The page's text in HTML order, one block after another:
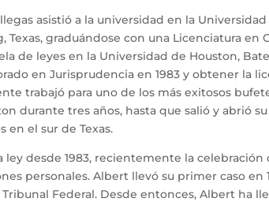
asistió a la universidad en la
Texas, graduándose con una Licenciatura en
de leyes en la Universidad de Houston,
en Jurisprudencia en 1983 y obtener la
trabajó para uno de los más exitosos
durante tres años, hasta que salió y abrió
en el sur de Texas.
desde 1983, recientemente la
personales. Albert llevó su primer caso en
Federal. Desde entonces, Albert ha